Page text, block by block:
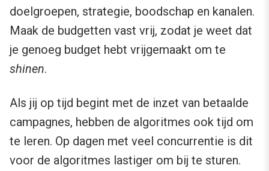
doelgroepen, strategie, boodschap en kanalen.
Maak de budgetten vast vrij, zodat je weet dat
je genoeg budget hebt vrijgemaakt om te
shinen.
Als jij op tijd begint met de inzet van betaalde
campagnes, hebben de algoritmes ook tijd om
te leren. Op dagen met veel concurrentie is dit
voor de algoritmes lastiger om bij te sturen.